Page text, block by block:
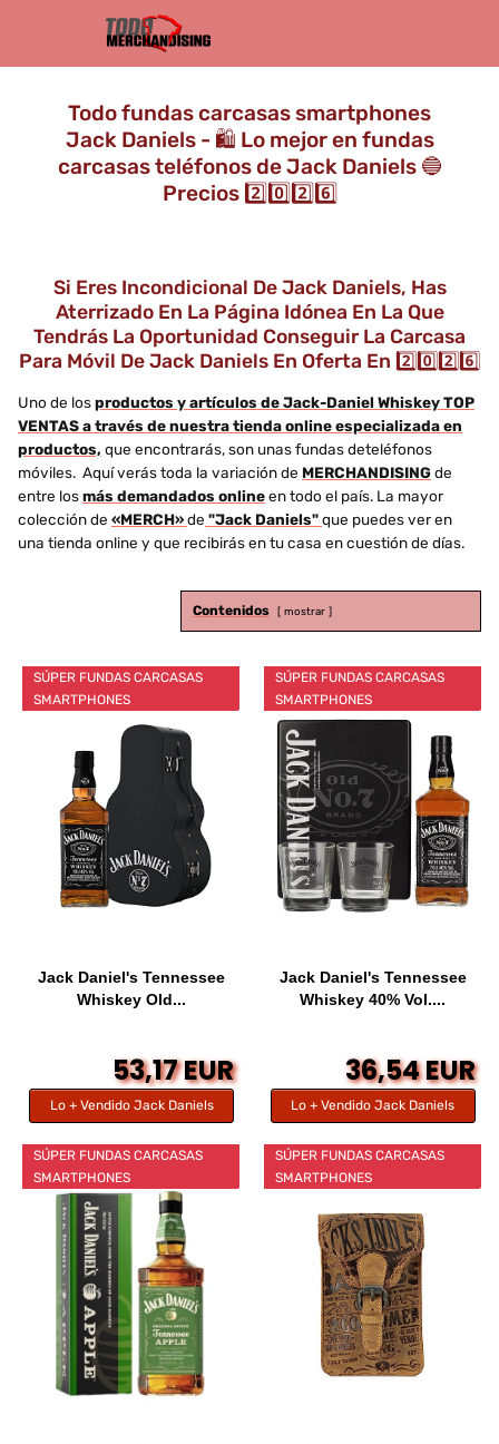
Todo fundas carcasas smartphones
Jack Daniels - 🛍️ Lo mejor en fundas
carcasas teléfonos de Jack Daniels 🔵
Precios 2️⃣0️⃣2️⃣6️⃣
Si Eres Incondicional De Jack Daniels, Has
Aterrizado En La Página Idónea En La Que
Tendrás La Oportunidad Conseguir La Carcasa
Para Móvil De Jack Daniels En Oferta En 2️⃣0️⃣2️⃣6️⃣
Uno de losproductos y artículos de Jack-Daniel Whiskey TOP
VENTAS a través de nuestra tienda online especializada en
productos, que encontrarás, son unas fundas deteléfonos
móviles. Aquí verás toda la variación de MERCHANDISINGde
entre losmás demandados onlineen todo el país. La mayor
colección de «MERCH»de "Jack Daniels"que puedes ver en
una tienda online y que recibirás en tu casa en cuestión de días.
Contenidos mostrar
SÚPER FUNDAS CARCASAS
SMARTPHONES
Jack Daniel's Tennessee
Whiskey Old...
53,17 EUR
Lo + Vendido Jack Daniels
SÚPER FUNDAS CARCASAS
SMARTPHONES
Jack Daniel's Tennessee
Whiskey 40% Vol....
36,54 EUR
Lo + Vendido Jack Daniels
SÚPER FUNDAS CARCASAS
SMARTPHONES
SÚPER FUNDAS CARCASAS
SMARTPHONES